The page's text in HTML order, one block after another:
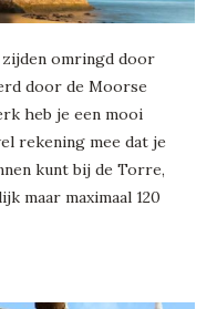
omringd door
door de Moorse
heb je een mooi
rekening mee dat je
kunt bij de Torre,
maar maximaal 120